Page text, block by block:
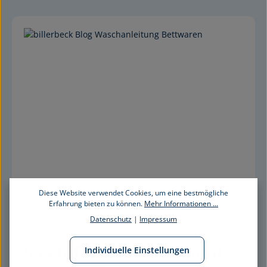
So einfach waschen und
Diese Website verwendet Cookies, um eine bestmögliche
Erfahrung bieten zu können. Mehr Informationen ...
Datenschutz | Impressum
Individuelle Einstellungen